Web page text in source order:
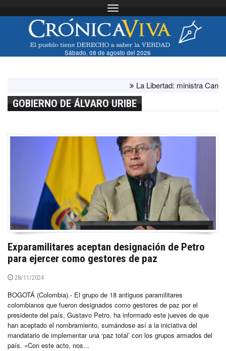
Toggle navigation
Sábado, 08 de agosto del 2026
La Libertad: ministra Canales
GOBIERNO DE ÁLVARO URIBE
Exparamilitares aceptan designación de Petro
para ejercer como gestores de paz
28/11/2024
BOGOTÁ (Colombia).- El grupo de 18 antiguos paramilitares
colombianos que fueron designados como gestores de paz por el
presidente del país, Gustavo Petro, ha informado este jueves de que
han aceptado el nombramiento, sumándose así a la iniciativa del
mandatario de implementar una ‘paz total’ con los grupos armados del
país. «Con este acto, nos...